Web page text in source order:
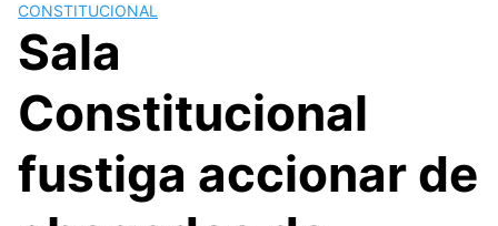
CONSTITUCIONAL
Sala
Constitucional
fustiga accionar de